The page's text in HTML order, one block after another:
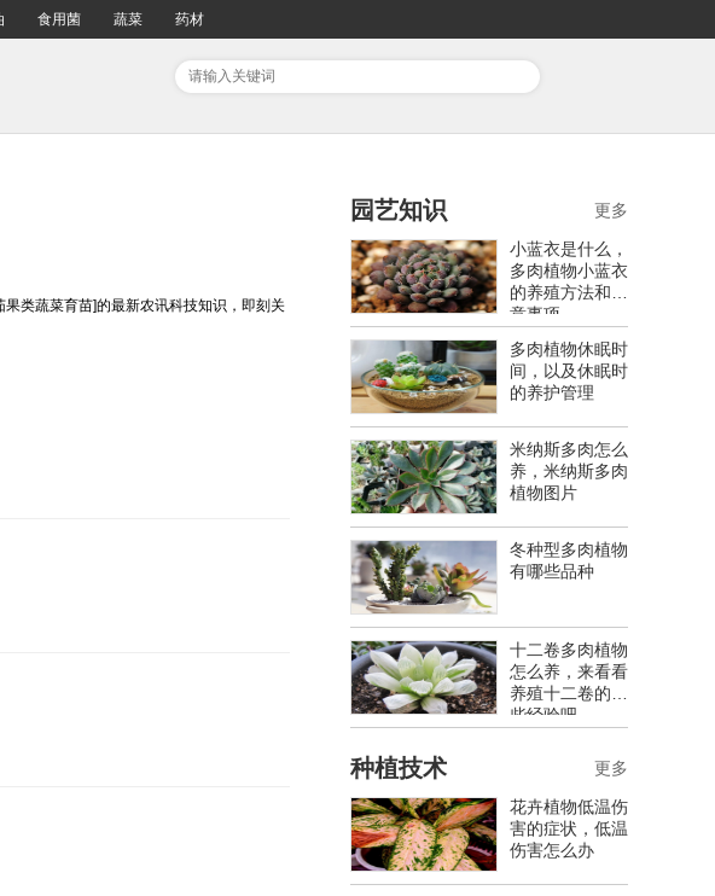
食用菌 蔬菜 药材
类蔬菜育苗]的最新农讯科技知识，即刻关
园艺知识
小蓝衣是什么，
多肉植物小蓝衣
的养殖方法和注
意事项
多肉植物休眠时
间，以及休眠时
的养护管理
米纳斯多肉怎么
养，米纳斯多肉
植物图片
冬种型多肉植物
有哪些品种
十二卷多肉植物
怎么养，来看看
养殖十二卷的一
些经验吧
更多
种植技术
花卉植物低温伤
害的症状，低温
伤害怎么办
更多